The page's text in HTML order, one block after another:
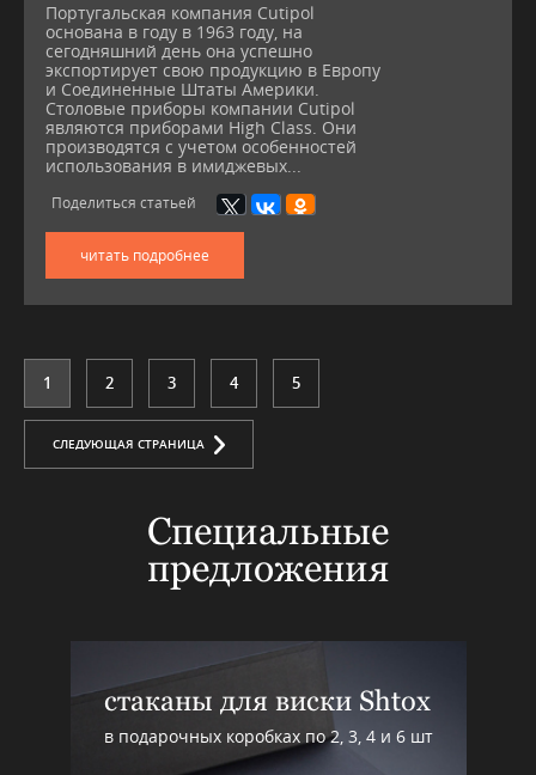
Португальская компания Cutipol
основана в году в 1963 году, на
сегодняшний день она успешно
экспортирует свою продукцию в Европу
и Соединенные Штаты Америки.
Столовые приборы компании Cutipol
являются приборами High Class. Они
производятся с учетом особенностей
использования в имиджевых...
Поделиться статьей
читать подробнее
1 2 3 4 5
СЛЕДУЮЩАЯ СТРАНИЦА
Специальные
предложения
стаканы для виски Shtox
в подарочных коробках по 2, 3, 4 и 6 шт